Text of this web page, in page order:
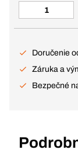
Doručenie
Záruka a
Bezpečné